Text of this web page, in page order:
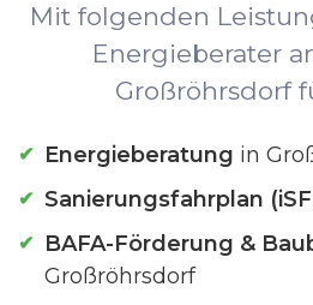
Mit folgenden
Energieberater
Großröhrsdorf
Energieberatung in
Sanierungsfahrplan
BAFA-Förderung &
Großröhrsdorf